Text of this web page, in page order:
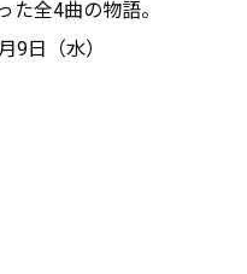
た全4曲の物語。
9日（水）